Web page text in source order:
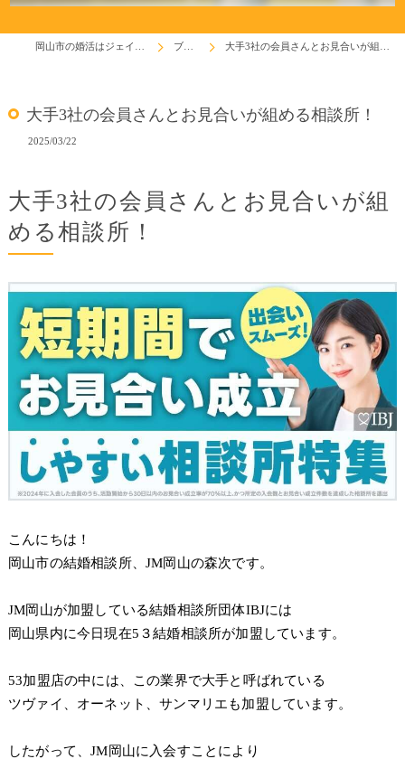
ブログ 大手3社の会員さんとお見合いが組める相談所！
大手3社の会員さんとお見合いが組める相談所！
2025/03/22
大手3社の会員さんとお見合いが組
める相談所！
こんにちは！
岡山市の結婚相談所、JM岡山の森次です。
JM岡山が加盟している結婚相談所団体IBJには
岡山県内に今日現在5３結婚相談所が加盟しています。
53加盟店の中には、この業界で大手と呼ばれている
ツヴァイ、オーネット、サンマリエも加盟しています。
したがって、JM岡山に入会すことにより